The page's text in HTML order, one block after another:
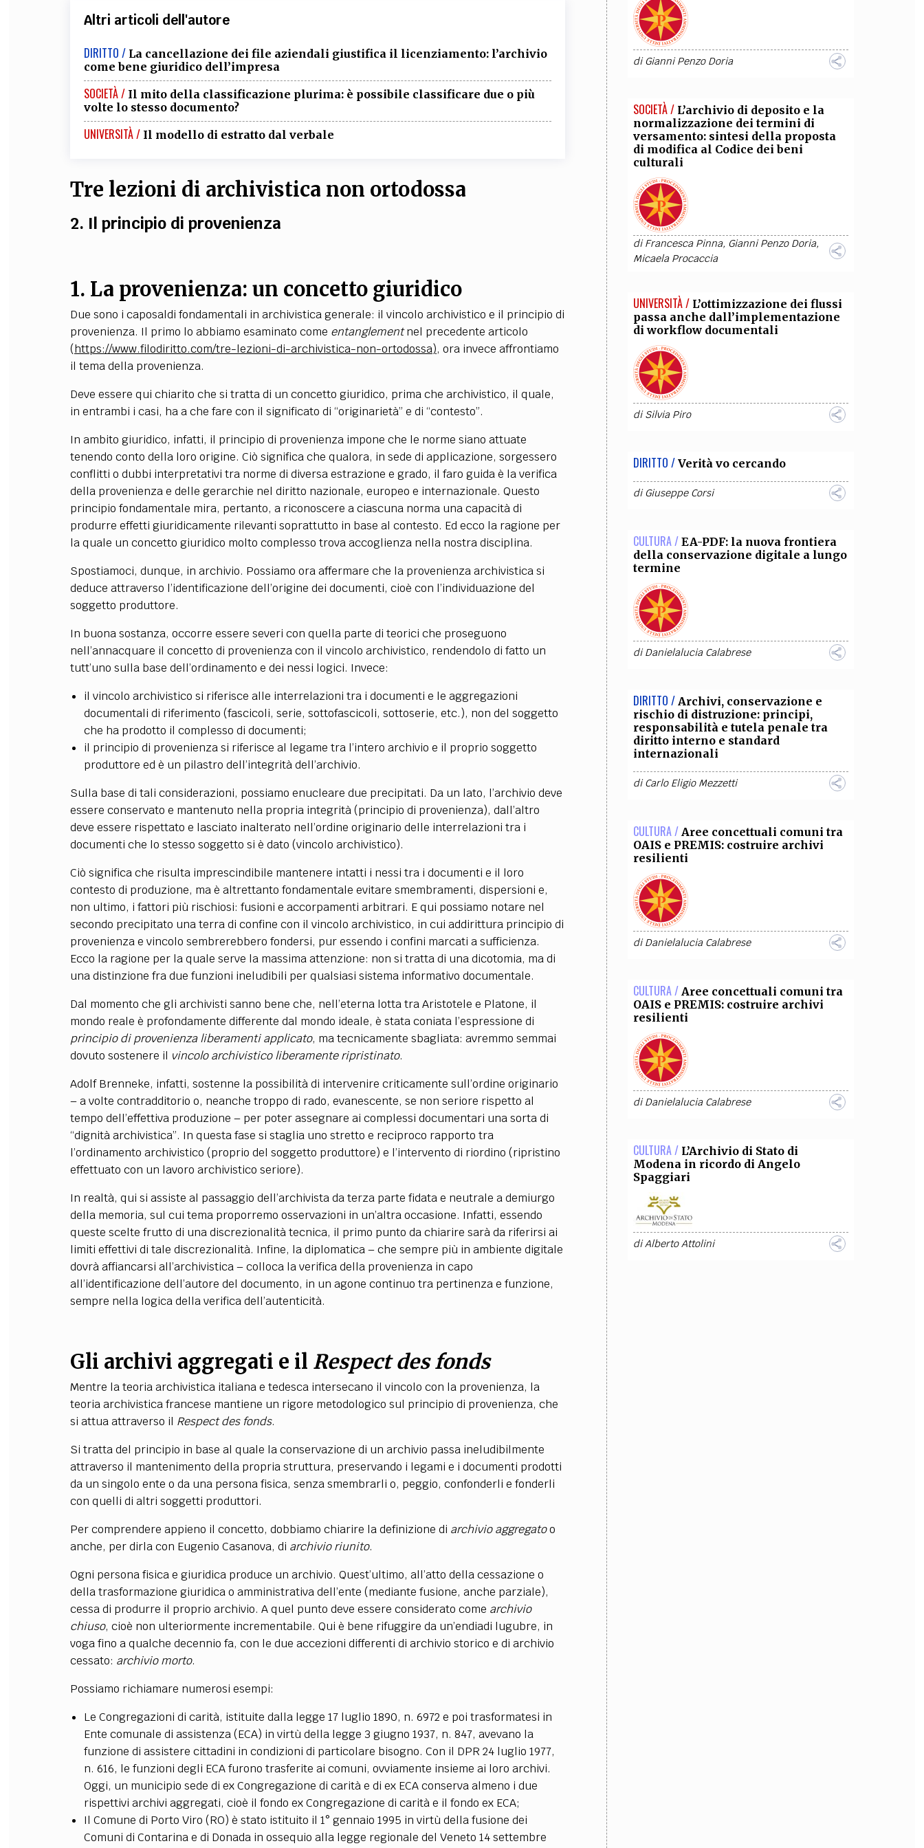
Altri articoli dell'autore
DIRITTO / La cancellazione dei file aziendali giustifica il licenziamento: l’archivio
come bene giuridico dell’impresa
SOCIETÀ / Il mito della classificazione plurima: è possibile classificare due o più
volte lo stesso documento?
UNIVERSITÀ / Il modello di estratto dal verbale
Tre lezioni di archivistica non ortodossa
2. Il principio di provenienza
1. La provenienza: un concetto giuridico
Due sono i caposaldi fondamentali in archivistica generale: il vincolo archivistico e il principio di
provenienza. Il primo lo abbiamo esaminato come entanglementnel precedente articolo
(https://www.filodiritto.com/tre-lezioni-di-archivistica-non-ortodossa), ora invece affrontiamo
il tema della provenienza.
Deve essere qui chiarito che si tratta di un concetto giuridico, prima che archivistico, il quale,
in entrambi i casi, ha a che fare con il significato di “originarietà” e di “contesto”.
In ambito giuridico, infatti, il principio di provenienza impone che le norme siano attuate
tenendo conto della loro origine. Ciò significa che qualora, in sede di applicazione, sorgessero
conflitti o dubbi interpretativi tra norme di diversa estrazione e grado, il faro guida è la verifica
della provenienza e delle gerarchie nel diritto nazionale, europeo e internazionale. Questo
principio fondamentale mira, pertanto, a riconoscere a ciascuna norma una capacità di
produrre effetti giuridicamente rilevanti soprattutto in base al contesto. Ed ecco la ragione per
la quale un concetto giuridico molto complesso trova accoglienza nella nostra disciplina.
Spostiamoci, dunque, in archivio. Possiamo ora affermare che la provenienza archivistica si
deduce attraverso l’identificazione dell’origine dei documenti, cioè con l’individuazione del
soggetto produttore.
In buona sostanza, occorre essere severi con quella parte di teorici che proseguono
nell’annacquare il concetto di provenienza con il vincolo archivistico, rendendolo di fatto un
tutt’uno sulla base dell’ordinamento e dei nessi logici. Invece:
il vincolo archivistico si riferisce alle interrelazioni tra i documenti e le aggregazioni
documentali di riferimento (fascicoli, serie, sottofascicoli, sottoserie, etc.), non del soggetto
che ha prodotto il complesso di documenti;
il principio di provenienza si riferisce al legame tra l’intero archivio e il proprio soggetto
produttore ed è un pilastro dell’integrità dell’archivio.
Sulla base di tali considerazioni, possiamo enucleare due precipitati. Da un lato, l’archivio deve
essere conservato e mantenuto nella propria integrità (principio di provenienza), dall’altro
deve essere rispettato e lasciato inalterato nell’ordine originario delle interrelazioni tra i
documenti che lo stesso soggetto si è dato (vincolo archivistico).
Ciò significa che risulta imprescindibile mantenere intatti i nessi tra i documenti e il loro
contesto di produzione, ma è altrettanto fondamentale evitare smembramenti, dispersioni e,
non ultimo, i fattori più rischiosi: fusioni e accorpamenti arbitrari. E qui possiamo notare nel
secondo precipitato una terra di confine con il vincolo archivistico, in cui addirittura principio di
provenienza e vincolo sembrerebbero fondersi, pur essendo i confini marcati a sufficienza.
Ecco la ragione per la quale serve la massima attenzione: non si tratta di una dicotomia, ma di
una distinzione fra due funzioni ineludibili per qualsiasi sistema informativo documentale.
Dal momento che gli archivisti sanno bene che, nell’eterna lotta tra Aristotele e Platone, il
mondo reale è profondamente differente dal mondo ideale, è stata coniata l’espressione di
principio di provenienza liberamenti applicato, ma tecnicamente sbagliata: avremmo semmai
dovuto sostenere il vincolo archivistico liberamente ripristinato.
Adolf Brenneke, infatti, sostenne la possibilità di intervenire criticamente sull’ordine originario
– a volte contradditorio o, neanche troppo di rado, evanescente, se non seriore rispetto al
tempo dell’effettiva produzione – per poter assegnare ai complessi documentari una sorta di
“dignità archivistica”. In questa fase si staglia uno stretto e reciproco rapporto tra
l’ordinamento archivistico (proprio del soggetto produttore) e l’intervento di riordino (ripristino
effettuato con un lavoro archivistico seriore).
In realtà, qui si assiste al passaggio dell’archivista da terza parte fidata e neutrale a demiurgo
della memoria, sul cui tema proporremo osservazioni in un’altra occasione. Infatti, essendo
queste scelte frutto di una discrezionalità tecnica, il primo punto da chiarire sarà da riferirsi ai
limiti effettivi di tale discrezionalità. Infine, la diplomatica – che sempre più in ambiente digitale
dovrà affiancarsi all’archivistica – colloca la verifica della provenienza in capo
all’identificazione dell’autore del documento, in un agone continuo tra pertinenza e funzione,
sempre nella logica della verifica dell’autenticità.
Gli archivi aggregati e il Respect des fonds
Mentre la teoria archivistica italiana e tedesca intersecano il vincolo con la provenienza, la
teoria archivistica francese mantiene un rigore metodologico sul principio di provenienza, che
si attua attraverso il Respect des fonds.
Si tratta del principio in base al quale la conservazione di un archivio passa ineludibilmente
attraverso il mantenimento della propria struttura, preservando i legami e i documenti prodotti
da un singolo ente o da una persona fisica, senza smembrarli o, peggio, confonderli e fonderli
con quelli di altri soggetti produttori.
Per comprendere appieno il concetto, dobbiamo chiarire la definizione di archivio aggregatoo
anche, per dirla con Eugenio Casanova, di archivio riunito.
Ogni persona fisica e giuridica produce un archivio. Quest’ultimo, all’atto della cessazione o
della trasformazione giuridica o amministrativa dell’ente (mediante fusione, anche parziale),
cessa di produrre il proprio archivio. A quel punto deve essere considerato come archivio
chiuso, cioè non ulteriormente incrementabile. Qui è bene rifuggire da un’endiadi lugubre, in
voga fino a qualche decennio fa, con le due accezioni differenti di archivio storico e di archivio
cessato: archivio morto.
Possiamo richiamare numerosi esempi:
Le Congregazioni di carità, istituite dalla legge 17 luglio 1890, n. 6972 e poi trasformatesi in
Ente comunale di assistenza (ECA) in virtù della legge 3 giugno 1937, n. 847, avevano la
funzione di assistere cittadini in condizioni di particolare bisogno. Con il DPR 24 luglio 1977,
n. 616, le funzioni degli ECA furono trasferite ai comuni, ovviamente insieme ai loro archivi.
Oggi, un municipio sede di ex Congregazione di carità e di ex ECA conserva almeno i due
rispettivi archivi aggregati, cioè il fondo ex Congregazione di carità e il fondo ex ECA;
Il Comune di Porto Viro (RO) è stato istituito il 1° gennaio 1995 in virtù della fusione dei
Comuni di Contarina e di Donada in ossequio alla legge regionale del Veneto 14 settembre
diGianni Penzo Doria
SOCIETÀ / L’archivio di deposito e la
normalizzazione dei termini di
versamento: sintesi della proposta
di modifica al Codice dei beni
culturali
diFrancesca Pinna, Gianni Penzo Doria,
Micaela Procaccia
UNIVERSITÀ / L’ottimizzazione dei flussi
passa anche dall’implementazione
di workflow documentali
diSilvia Piro
DIRITTO / Verità vo cercando
diGiuseppe Corsi
CULTURA / EA-PDF: la nuova frontiera
della conservazione digitale a lungo
termine
diDanielalucia Calabrese
DIRITTO / Archivi, conservazione e
rischio di distruzione: principi,
responsabilità e tutela penale tra
diritto interno e standard
internazionali
diCarlo Eligio Mezzetti
CULTURA / Aree concettuali comuni tra
OAIS e PREMIS: costruire archivi
resilienti
diDanielalucia Calabrese
CULTURA / Aree concettuali comuni tra
OAIS e PREMIS: costruire archivi
resilienti
diDanielalucia Calabrese
CULTURA / L’Archivio di Stato di
Modena in ricordo di Angelo
Spaggiari
diAlberto Attolini